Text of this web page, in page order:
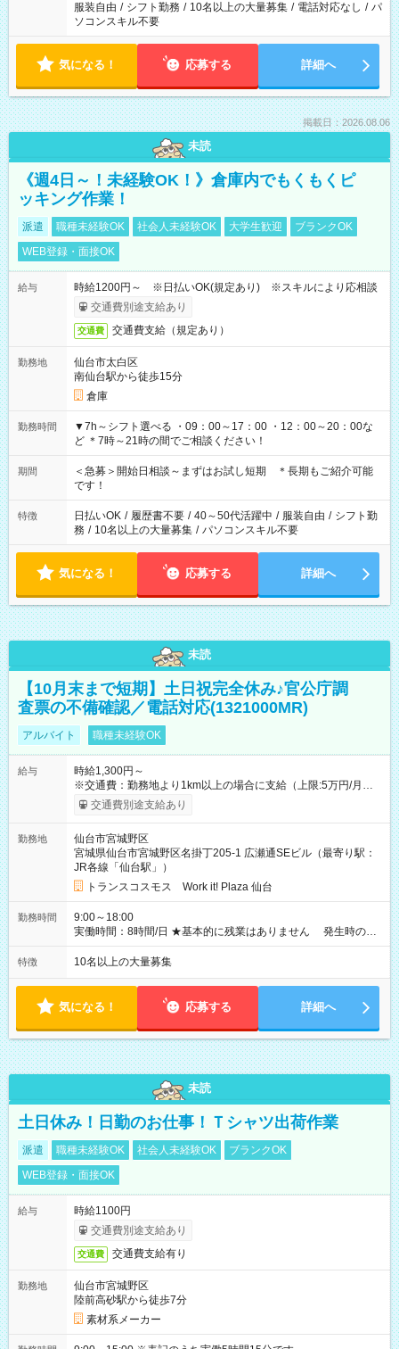
服装自由 / シフト勤務 / 10名以上の大量募集 / 電話対応なし / パ
ソコンスキル不要
気になる！ 応募する 詳細へ
掲載日：2026.08.06
未読
《週4日～！未経験OK！》倉庫内でもくもくピ
ッキング作業！
派遣 職種未経験OK 社会人未経験OK 大学生歓迎
ブランクOK
WEB登録・面接OK
給与
時給1200円～ ※日払いOK(規定あり) ※スキルにより応相談
交通費別途支給あり
交通費 交通費支給（規定あり）
勤務地
仙台市太白区
南仙台駅から徒歩15分
倉庫
勤務時間
▼7h～シフト選べる ・09：00～17：00 ・12：00～20：00な
ど ＊7時～21時の間でご相談ください！
期間
＜急募＞開始日相談～まずはお試し短期 ＊長期もご紹介可能
です！
特徴 日払いOK / 履歴書不要 / 40～50代活躍中 / 服装自由 / シフト勤
務 / 10名以上の大量募集 / パソコンスキル不要
気になる！ 応募する 詳細へ
未読
【10月末まで短期】土日祝完全休み♪官公庁調
査票の不備確認／電話対応(1321000MR)
アルバイト 職種未経験OK
給与
時給1,300円～
※交通費：勤務地より1km以上の場合に支給（上限:5万円/月・
2,500円/日） ※残業代：残業発生時は1分単位で支給 ※研修中の
給与変動なし ＜ 収入例 ＞ ■週5日勤務の場合… 月収22万8,800
4日勤務の場合… 月収16万6,400円以上可能 ※交通費別途支給
（時給1,300円×8時間×16日） 【試用期間】試用期間なし
交通費別途支給あり
勤務地
仙台市宮城野区
宮城県仙台市宮城野区名掛丁205-1 広瀬通SEビル（最寄り駅：
JR各線「仙台駅」）
トランスコスモス Work it! Plaza 仙台
勤務時間
9:00～18:00
実働時間：8時間/日 ★基本的に残業はありません 発生時の残
業代は1分単位で支給いたします
特徴 10名以上の大量募集
気になる！ 応募する 詳細へ
未読
土日休み！日勤のお仕事！Ｔシャツ出荷作業
派遣 職種未経験OK 社会人未経験OK
ブランクOK
WEB登録・面接OK
給与
時給1100円
交通費別途支給あり
交通費 交通費支給有り
勤務地
仙台市宮城野区
陸前高砂駅から徒歩7分
素材系メーカー